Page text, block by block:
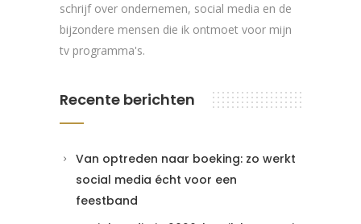
schrijf over ondernemen, social media en de
bijzondere mensen die ik ontmoet voor mijn
tv programma's.
Recente berichten
Van optreden naar boeking: zo werkt
social media écht voor een
feestband